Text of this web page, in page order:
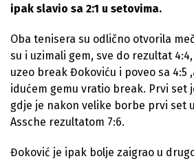
ipak slavio sa 2:1 u setovima.
Oba tenisera su odlično otvorila
su i uzimali gem, sve do rezultat
uzeo break Đokoviću i poveo sa 4:5
idućem gemu vratio break. Prvi set
gdje je nakon velike borbe prvi set
Assche rezultatom 7:6.
Đoković je ipak bolje zaigrao u